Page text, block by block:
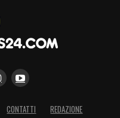
CONTATTI REDAZIONE